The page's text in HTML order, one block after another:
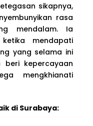
sikapnya,
rasa
mendalam. Ia
mendapati
yang selama ini
kepercayaan
mengkhianati
di Surabaya: